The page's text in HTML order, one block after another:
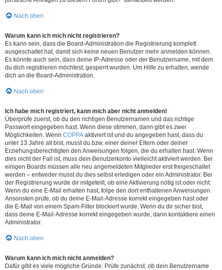
Nach oben
Warum kann ich mich nicht registrieren?
Es kann sein, dass die Board-Administration die Registrierung komplett
ausgeschaltet hat, damit sich keine neuen Benutzer mehr anmelden können.
Es könnte auch sein, dass deine IP-Adresse oder der Benutzername, mit dem
du dich registrieren möchtest, gesperrt wurden. Um Hilfe zu erhalten, wende
dich an die Board-Administration.
Nach oben
Ich habe mich registriert, kann mich aber nicht anmelden!
Überprüfe zuerst, ob du den richtigen Benutzernamen und das richtige
Passwort eingegeben hast. Wenn diese stimmen, dann gibt es zwei
Möglichkeiten. Wenn COPPA aktiviert ist und du angegeben hast, dass du
unter 13 Jahre alt bist, musst du bzw. einer deiner Eltern oder deiner
Erziehungsberechtigten den Anweisungen folgen, die du erhalten hast. Wenn
dies nicht der Fall ist, muss dein Benutzerkonto vielleicht aktiviert werden. Bei
einigen Boards müssen alle neu angemeldeten Mitglieder erst freigeschaltet
werden – entweder musst du dies selbst erledigen oder ein Administrator. Bei
der Registrierung wurde dir mitgeteilt, ob eine Aktivierung nötig ist oder nicht.
Wenn du eine E-Mail erhalten hast, folge den dort enthaltenen Anweisungen.
Ansonsten prüfe, ob du deine E-Mail-Adresse korrekt eingegeben hast oder
die E-Mail von einem Spam-Filter blockiert wurde. Wenn du dir sicher bist,
dass deine E-Mail-Adresse korrekt eingegeben wurde, dann kontaktiere einen
Administrator.
Nach oben
Warum kann ich mich nicht anmelden?
Dafür gibt es viele mögliche Gründe. Prüfe zunächst, ob dein Benutzername